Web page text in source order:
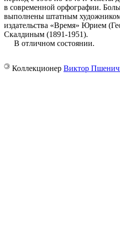
в современной орфографии.
выполнены штатным художником
издательства «Время» Юрием
Скалдиным (1891-1951).
В отличном состоянии.
© Коллекционер Виктор